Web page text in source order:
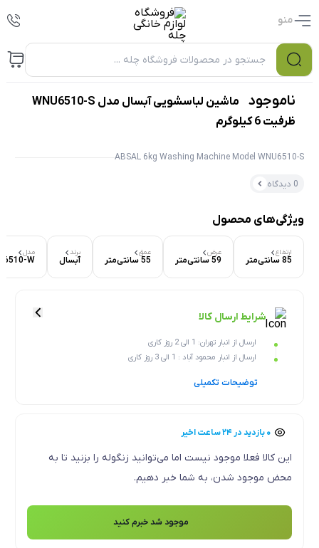
منو
0
ناموجود
ماشین لباسشویی آبسال مدل WNU6510-S
ظرفیت 6 کیلوگرم
ABSAL 6kg Washing Machine Model WNU6510-S
0 دیدگاه
ویژگی‌های محصول
ارتفاع
85 سانتی‌متر
عرض
59 سانتی‌متر
عمق
55 سانتی‌متر
برند
آبسال
مدل
W
شرایط ارسال کالا
ارسال از انبار تهران: 1 الی 2 روز کاری
ارسال از انبار محمود آباد : 1 الی 3 روز کاری
توضیحات تکمیلی
۰ بازدید در ۲۴ ساعت اخیر
این کالا فعلا موجود نیست اما می‌توانید زنگوله را بزنید تا به
محض موجود شدن، به شما خبر دهیم.
موجود شد خبرم کنید